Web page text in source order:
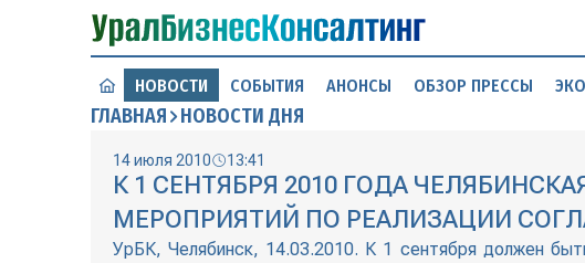
НОВОСТИ СОБЫТИЯ АНОНСЫ ОБЗОР ПРЕССЫ
ГЛАВНАЯ НОВОСТИ ДНЯ
14 июля 2010 13:41
К 1 СЕНТЯБРЯ 2010 ГОДА
МЕРОПРИЯТИЙ ПО РЕАЛИЗАЦИИ
УрБК, Челябинск, 14.03.2010. К 1 сентября должен